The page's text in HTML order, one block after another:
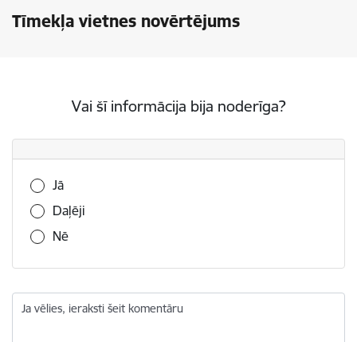
Tīmekļa vietnes novērtējums
Vai šī informācija bija noderīga?
Vai šī informācija bija noderīga?
Jā
Daļēji
Nē
Ja vēlies, ieraksti šeit komentāru